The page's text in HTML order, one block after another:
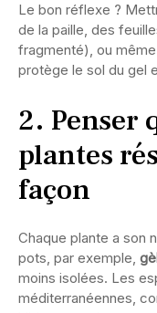
Le bon réflexe ?
de la paille, des
fragmenté), ou
protège le sol du gel
2. Penser
plantes
façon
Chaque plante a son
pots, par exemple,
moins isolées. Les
méditerranéennes,